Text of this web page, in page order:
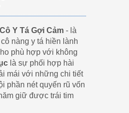
Y Tá Gợi Cảm - là
nàng y tá hiền lành
phù hợp với không
là sự phối hợp hài
mái với những chi tiết
phần nét quyến rũ vốn
giữ được trái tim